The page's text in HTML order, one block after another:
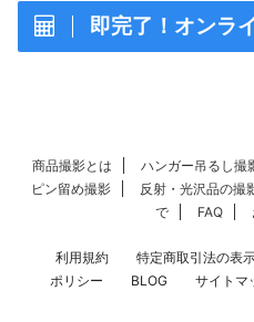
即完了！オンラ
商品撮影とは ハンガー吊るし撮
ピン留め撮影
反射・光沢品の撮
で
FAQ
利用規約 特定商取引法の表
ポリシー
BLOG サイトマ